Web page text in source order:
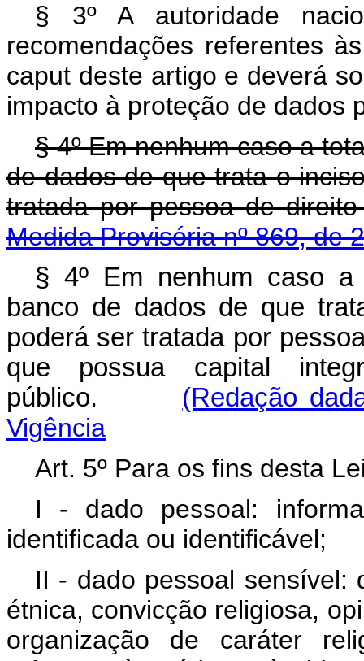
§ 3º A autoridade
recomendações referentes
caput deste artigo e deverá
impacto à proteção de dados
§ 4º Em nenhum caso a
de dados de que trata o
tratada por pessoa
Medida Provisória nº 869, de
§ 4º Em nenhum caso a
banco de dados de que
poderá ser tratada por
que possua capital
público.
(Redação
Vigência
Art. 5º Para os fins desta
I - dado pessoal:
identificada ou identificável;
II - dado pessoal sensível:
étnica, convicção religiosa,
organização de caráter